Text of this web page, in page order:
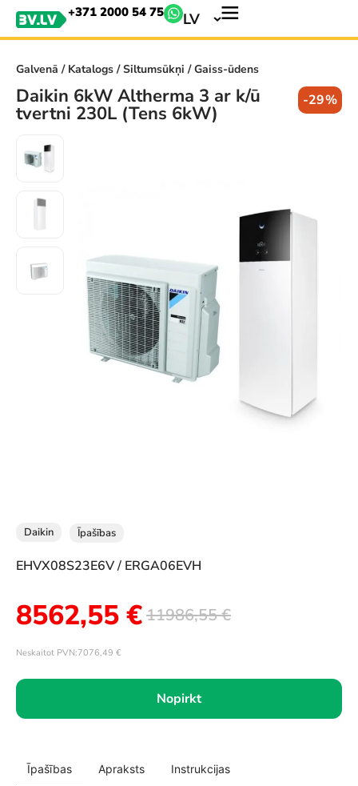
+371 2000 54 75 LV
Galvenā / Katalogs/Siltumsūkņi / Gaiss-ūdens
Daikin 6kW Altherma 3 ar k/ū
tvertni 230L (Tens 6kW)
-29%
Daikin Īpašības
EHVX08S23E6V / ERGA06EVH
11986,55€
8562,55€
Neskaitot PVN:7076,49 €
Nopirkt
Īpašības Apraksts Instrukcijas